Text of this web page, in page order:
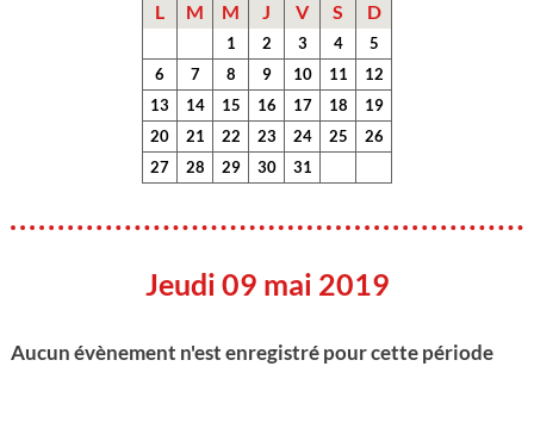
L M M J V S D
1 2 3 4
5
6
7 8 9 10 11
12
13
14 15 16 17 18
19
20
21 22 23 24 25
26
27
28 29 30 31
Jeudi 09 mai 2019
Aucun évènement n'est enregistré pour cette période